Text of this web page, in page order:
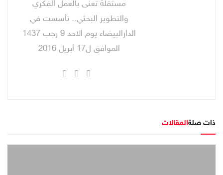
مستقلة تعنى بالعمل الفكري
والتطوير البحثي.. تأسست في
الدارالبيضاء يوم الاحد 9 رجب 1437
الموافق ل17 أبريل 2016
ذات صلةالمقالات